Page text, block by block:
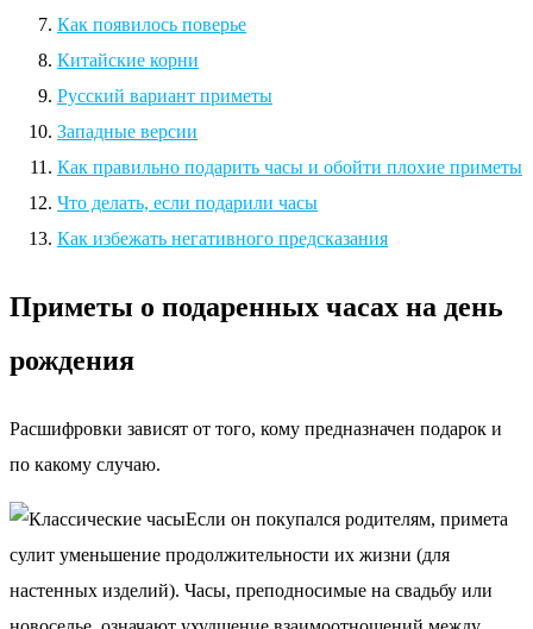
Как появилось поверье
Китайские корни
Русский вариант приметы
Западные версии
Как правильно подарить часы и обойти плохие приметы
Что делать, если подарили часы
Как избежать негативного предсказания
Приметы о подаренных часах на день
рождения
Расшифровки зависят от того, кому предназначен подарок и
по какому случаю.
Если он покупался родителям, примета
сулит уменьшение продолжительности их жизни (для
настенных изделий). Часы, преподносимые на свадьбу или